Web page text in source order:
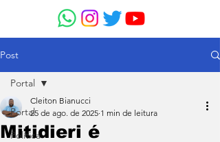
Post
Portal
Política
Portal
Mitidieri é
Cleiton Bianucci
25 de ago. de 2025 1 min de leitura